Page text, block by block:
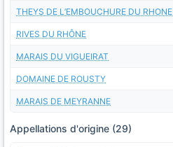
THEYS DE L’EMBOUCHURE DU RHONE
RIVES DU RHÔNE
MARAIS DU VIGUEIRAT
DOMAINE DE ROUSTY
MARAIS DE MEYRANNE
Appellations d'origine (29)